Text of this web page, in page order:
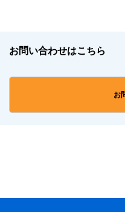
お問い合わせはこちら
お